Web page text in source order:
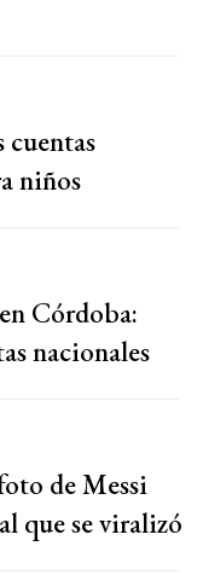
cuentas
niños
Córdoba:
nacionales
de Messi
que se viralizó